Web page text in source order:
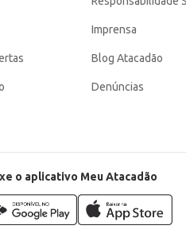
Imprensa
Blog Atacadão
Denúncias
o aplicativo Meu Atacadão